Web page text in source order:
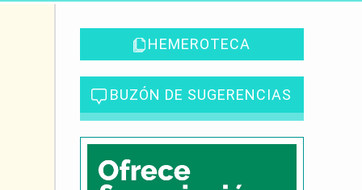
HEMEROTECA
BUZÓN DE SUGERENCIAS